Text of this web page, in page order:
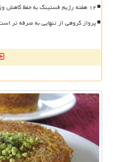
۱۲ هفته رژیم فستینگ به حفظ کاهش وزن در یک سال بعد کمک نماید
پرواز گروهی از تنهایی به صرفه تر